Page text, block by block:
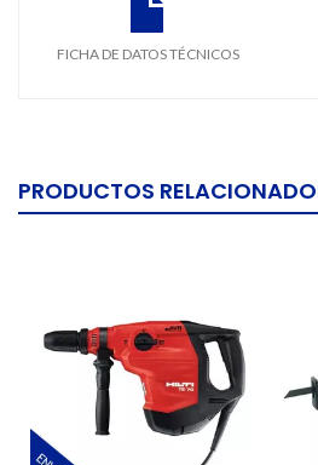
FICHA DE DATOS TÉCNICOS
PRODUCTOS